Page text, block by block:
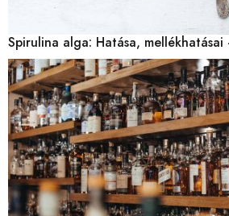
Spirulina alga: Hatása,